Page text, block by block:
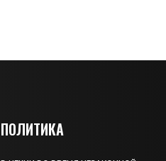
ПОЛИТИКА